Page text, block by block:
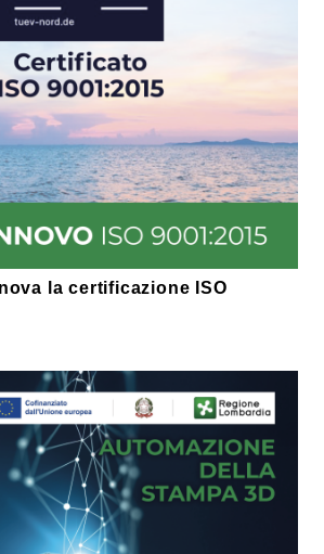
la certificazione ISO